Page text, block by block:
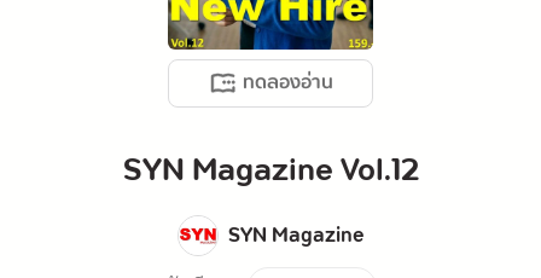
ทดลองอ่าน
SYN Magazine Vol.12
SYN Magazine